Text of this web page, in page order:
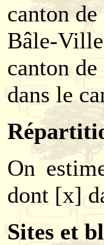
canton
Bâle-
canton
dans le
On
dont [x]
Sites et